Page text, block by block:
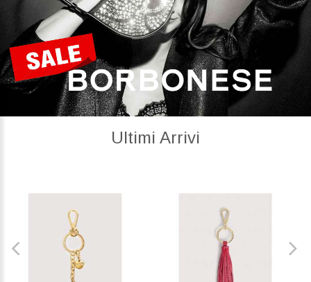
Ultimi Arrivi